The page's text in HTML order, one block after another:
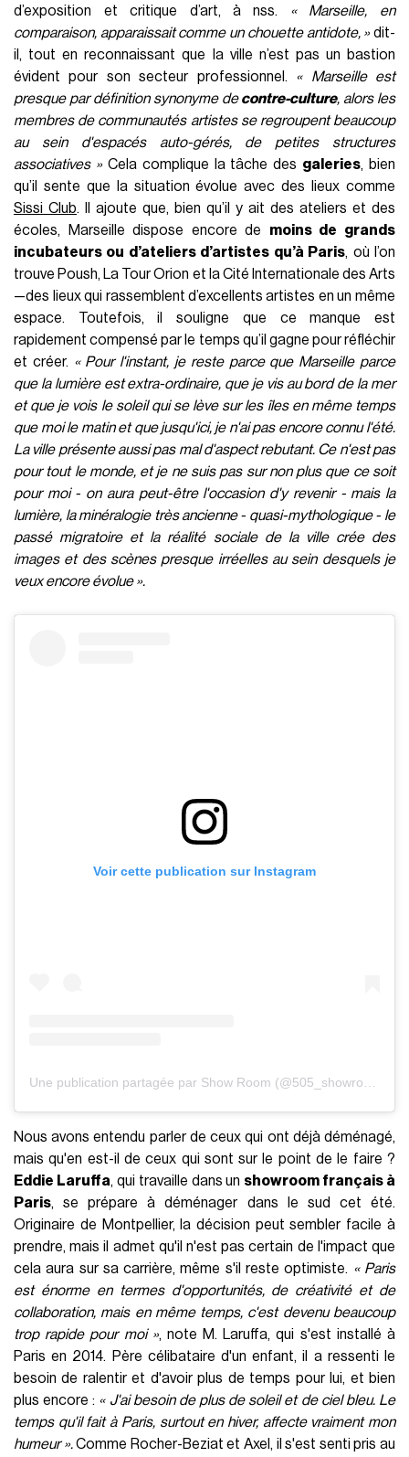
d’exposition et critique d’art, à nss. « Marseille, en
comparaison, apparaissait comme un chouette antidote, »dit-
il, tout en reconnaissant que la ville n’est pas un bastion
évident pour son secteur professionnel. « Marseille est
presque par définition synonyme decontre-culture, alors les
membres de communautés artistes se regroupent beaucoup
au sein d'espacés auto-gérés, de petites structures
associatives»Cela complique la tâche des galeries, bien
qu’il sente que la situation évolue avec des lieux comme
Sissi Club. Il ajoute que, bien qu’il y ait des ateliers et des
écoles, Marseille dispose encore de moins de grands
incubateurs ou d’ateliers d’artistes qu’à Paris, où l’on
trouve Poush, La Tour Orion et la Cité Internationale des Arts
—des lieux qui rassemblent d’excellents artistes en un même
espace. Toutefois, il souligne que ce manque est
rapidement compensé par le temps qu’il gagne pour réfléchir
et créer. « Pour l'instant, je reste parce que Marseille parce
que la lumière est extra-ordinaire, que je vis au bord de la mer
et que je vois le soleil qui se lève sur les îles en même temps
que moi le matin et que jusqu'ici, je n'ai pas encore connu l'été.
La ville présente aussi pas mal d'aspect rebutant. Ce n'est pas
pour tout le monde, et je ne suis pas sur non plus que ce soit
pour moi - on aura peut-être l'occasion d'y revenir - mais la
lumière, la minéralogie très ancienne - quasi-mythologique - le
passé migratoire et la réalité sociale de la ville crée des
images et des scènes presque irréelles au sein desquels je
veux encore évolue».
Voir cette publication sur Instagram
Nous avons entendu parler de ceux qui ont déjà déménagé,
mais qu'en est-il de ceux qui sont sur le point de le faire ?
Eddie Laruffa, qui travaille dans un showroom français à
Paris, se prépare à déménager dans le sud cet été.
Originaire de Montpellier, la décision peut sembler facile à
prendre, mais il admet qu'il n'est pas certain de l'impact que
cela aura sur sa carrière, même s'il reste optimiste. « Paris
est énorme en termes d'opportunités, de créativité et de
collaboration, mais en même temps, c'est devenu beaucoup
trop rapide pour moi », note M. Laruffa, qui s'est installé à
Paris en 2014. Père célibataire d'un enfant, il a ressenti le
besoin de ralentir et d'avoir plus de temps pour lui, et bien
plus encore : « J'ai besoin de plus de soleil et de ciel bleu. Le
temps qu'il fait à Paris, surtout en hiver, affecte vraiment mon
humeur ».Comme Rocher-Beziat et Axel, il s'est senti pris au